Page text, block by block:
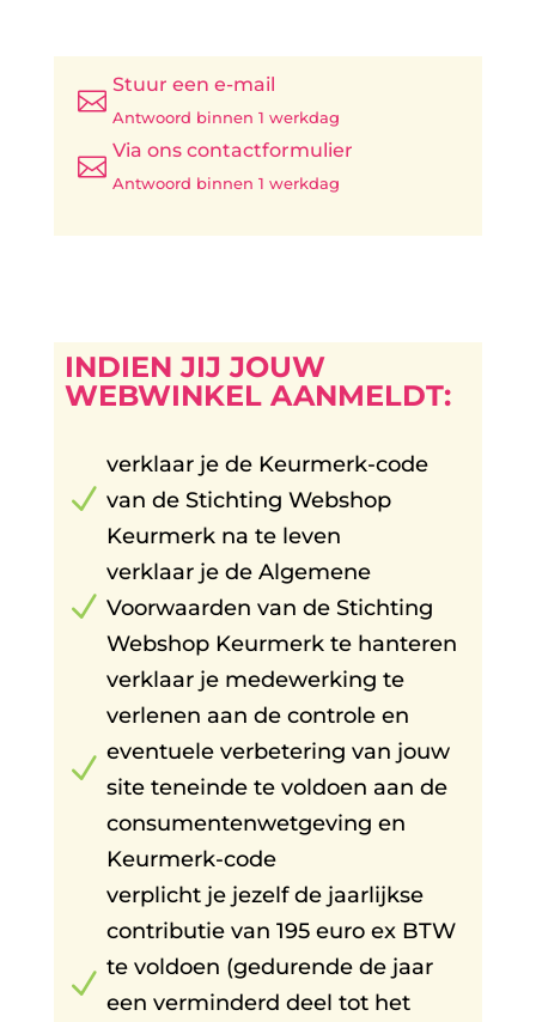

Stuur een e-mail
Antwoord binnen 1 werkdag

Via ons contactformulier
Antwoord binnen 1 werkdag
INDIEN JIJ JOUW
WEBWINKEL AANMELDT:
N
verklaar je de Keurmerk-code
van de Stichting Webshop
Keurmerk na te leven
N
verklaar je de Algemene
Voorwaarden van de Stichting
Webshop Keurmerk te hanteren
N
verklaar je medewerking te
verlenen aan de controle en
eventuele verbetering van jouw
site teneinde te voldoen aan de
consumentenwetgeving en
Keurmerk-code
N
verplicht je jezelf de jaarlijkse
contributie van 195 euro ex BTW
te voldoen (gedurende de jaar
een verminderd deel tot het